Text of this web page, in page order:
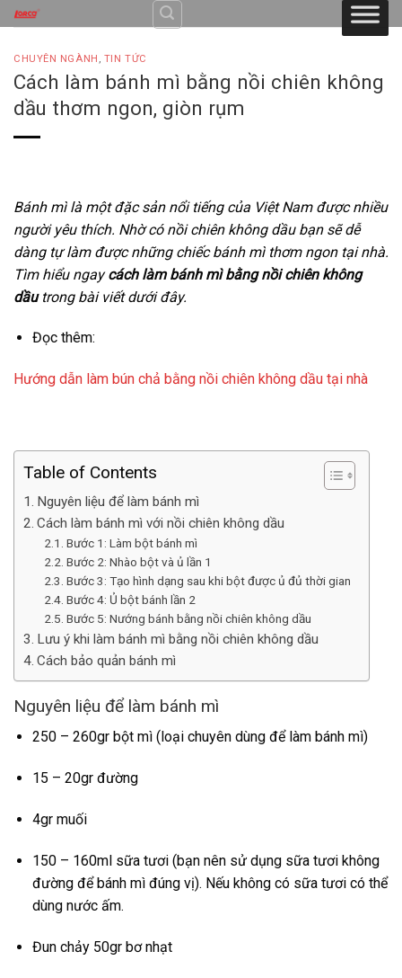
Skip
to
content
CHUYÊN NGÀNH , TIN TỨC
Cách làm bánh mì bằng nồi chiên không
dầu thơm ngon, giòn rụm
Bánh mì là một đặc sản nổi tiếng của Việt Nam được nhiều
người yêu thích. Nhờ có nồi chiên không dầu bạn sẽ dễ
dàng tự làm được những chiếc bánh mì thơm ngon tại nhà.
Tìm hiểu ngaycách làm bánh mì bằng nồi chiên không
dầutrong bài viết dưới đây.
Đọc thêm:
Hướng dẫn làm bún chả bằng nồi chiên không dầu tại nhà
Table of Contents
Nguyên liệu để làm bánh mì
Cách làm bánh mì với nồi chiên không dầu
Bước 1: Làm bột bánh mì
Bước 2: Nhào bột và ủ lần 1
Bước 3: Tạo hình dạng sau khi bột được ủ đủ thời gian
Bước 4: Ủ bột bánh lần 2
Bước 5: Nướng bánh bằng nồi chiên không dầu
Lưu ý khi làm bánh mì bằng nồi chiên không dầu
Cách bảo quản bánh mì
Nguyên liệu để làm bánh mì
250 – 260gr bột mì (loại chuyên dùng để làm bánh mì)
15 – 20gr đường
4gr muối
150 – 160ml sữa tươi (bạn nên sử dụng sữa tươi không
đường để bánh mì đúng vị). Nếu không có sữa tươi có thể
dùng nước ấm.
Đun chảy 50gr bơ nhạt